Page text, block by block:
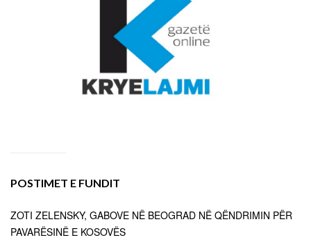
POSTIMET E FUNDIT
ZOTI ZELENSKY, GABOVE NË BEOGRAD NË QËNDRIMIN PËR
PAVARËSINË E KOSOVËS